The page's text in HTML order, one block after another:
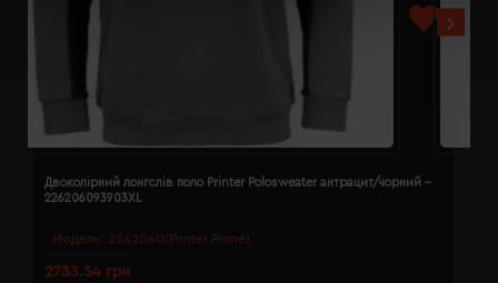
Модель: 2262060(Printer Prime)
Двоколірний лонгслів поло Printer Polosweater антрацит/чорний -
226206093903XL
2733.54 грн